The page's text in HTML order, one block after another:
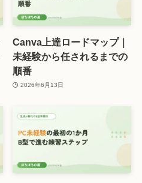
Canva上達ロードマップ｜
未経験から任されるまでの
順番
2026年6月13日